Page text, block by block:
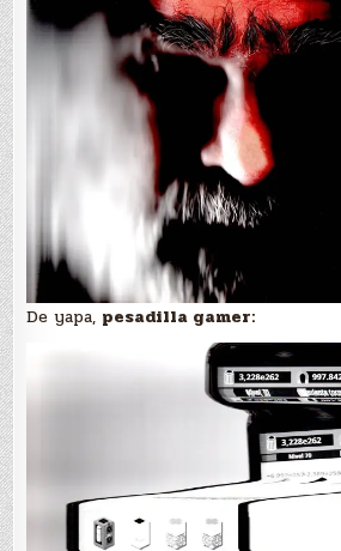
De yapa, pesadilla gamer: